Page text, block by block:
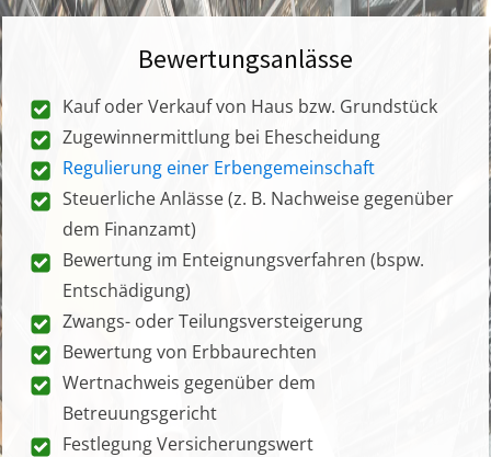
Bewertungsanlässe
Kauf oder Verkauf von Haus bzw. Grundstück
Zugewinnermittlung bei Ehescheidung
Regulierung einer Erbengemeinschaft
Steuerliche Anlässe (z. B. Nachweise gegenüber
dem Finanzamt)
Bewertung im Enteignungsverfahren (bspw.
Entschädigung)
Zwangs- oder Teilungsversteigerung
Bewertung von Erbbaurechten
Wertnachweis gegenüber dem
Betreuungsgericht
Festlegung Versicherungswert